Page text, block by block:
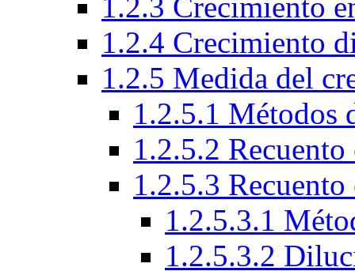
1.2.4 Crecimiento
1.2.5 Medida del
1.2.5.1 Métodos
1.2.5.2
1.2.5.3 Recuento
1.2.5.3.1
1.2.5.3.2